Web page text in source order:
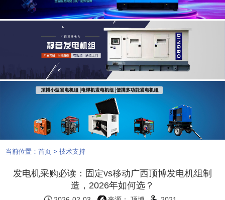
当前位置：首页 >技术支持
发电机采购必读：固定vs移动广西顶博发电机组制
造，2026年如何选？